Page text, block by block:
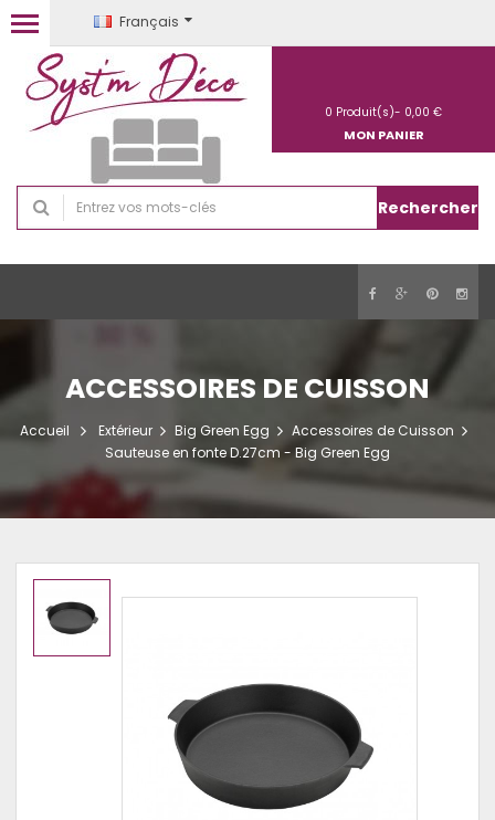
Français
Rechercher
0 Produit(s)- 0,00 €
MON PANIER
ACCESSOIRES DE CUISSON
Accueil Extérieur Big Green Egg
Accessoires de Cuisson
Sauteuse en fonte D.27cm - Big Green Egg